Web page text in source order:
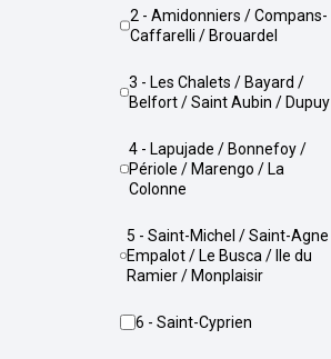
2 - Amidonniers / Compans-
Caffarelli / Brouardel
3 - Les Chalets / Bayard /
Belfort / Saint Aubin / Dupuy
4 - Lapujade / Bonnefoy /
Périole / Marengo / La
Colonne
5 - Saint-Michel / Saint-Agne /
Empalot / Le Busca / Ile du
Ramier / Monplaisir
6 - Saint-Cyprien